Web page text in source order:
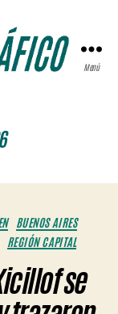
Menú
BUENOS AIRES
REGIÓN CAPITAL
se